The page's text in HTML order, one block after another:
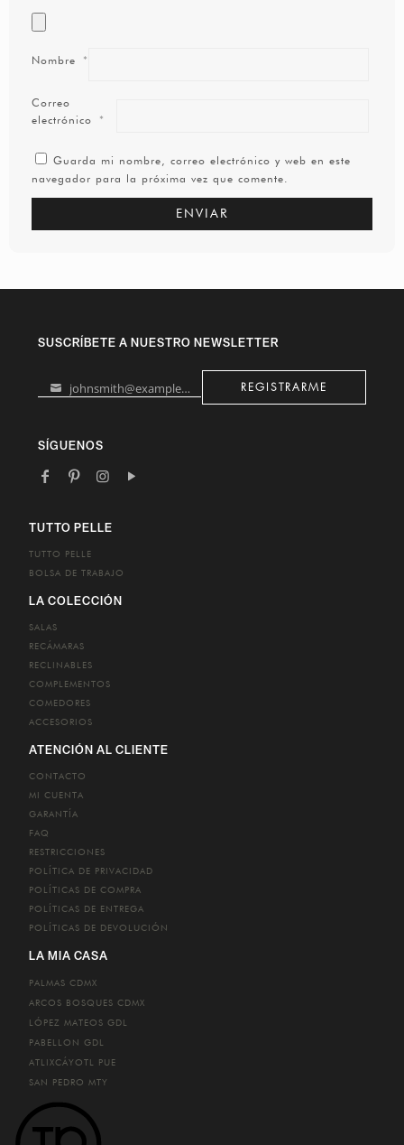
Nombre *
Correo
electrónico *
Guarda mi nombre, correo electrónico y web en este
navegador para la próxima vez que comente.
SUSCRÍBETE A NUESTRO NEWSLETTER
Your johnsmith@example.com REGISTRARME
SÍGUENOS
TUTTO PELLE
TUTTO PELLE
BOLSA DE TRABAJO
LA COLECCIÓN
SALAS
RECÁMARAS
RECLINABLES
COMPLEMENTOS
COMEDORES
ACCESORIOS
ATENCIÓN AL CLIENTE
CONTACTO
MI CUENTA
GARANTÍA
FAQ
RESTRICCIONES
POLÍTICA DE PRIVACIDAD
POLÍTICAS DE COMPRA
POLÍTICAS DE ENTREGA
POLÍTICAS DE DEVOLUCIÓN
LA MIA CASA
PALMAS CDMX
ARCOS BOSQUES CDMX
LÓPEZ MATEOS GDL
PABELLON GDL
ATLIXCÁYOTL PUE
SAN PEDRO MTY